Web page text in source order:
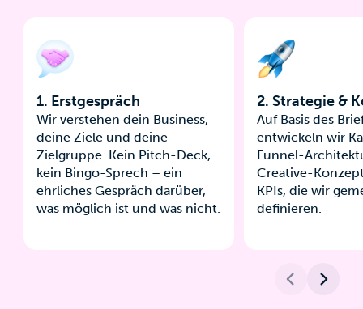
1. Erstgespräch
Wir verstehen dein Business,
deine Ziele und deine
Zielgruppe. Kein Pitch-Deck,
kein Bingo-Sprech – ein
ehrliches Gespräch darüber,
was möglich ist und was nicht.
2. Strategie &
Auf Basis des
entwickeln wir
Funnel-
Creative-
KPIs, die wir
definieren.